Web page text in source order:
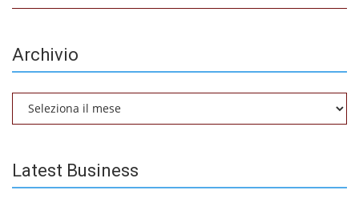
Archivio
Archivio
Latest Business